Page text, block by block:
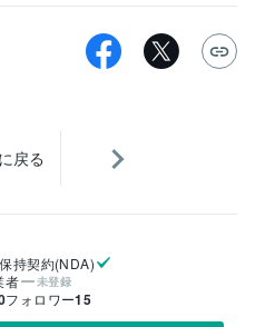
戻る
持契約(NDA)
者
未登録
フォロワー15